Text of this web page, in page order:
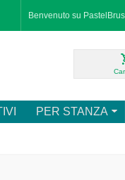
Benvenuto su
PER STANZA